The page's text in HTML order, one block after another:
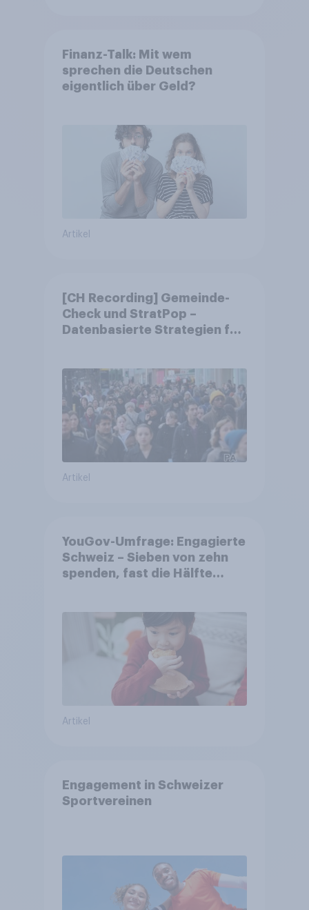
Finanz-Talk: Mit wem
sprechen die Deutschen
eigentlich über Geld?
Artikel
[CH Recording] Gemeinde-
Check und StratPop –
Datenbasierte Strategien für
Artikel
YouGov-Umfrage: Engagierte
Schweiz – Sieben von zehn
spenden, fast die Hälfte
Artikel
Engagement in Schweizer
Sportvereinen